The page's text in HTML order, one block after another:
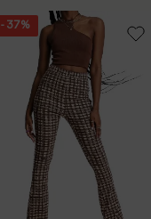
- 37%